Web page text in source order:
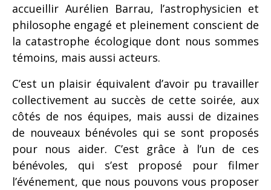
accueillir Aurélien Barrau, l’astrophysicien et
philosophe engagé et pleinement conscient de
la catastrophe écologique dont nous sommes
témoins, mais aussi acteurs.
C’est un plaisir équivalent d’avoir pu travailler
collectivement au succès de cette soirée, aux
côtés de nos équipes, mais aussi de dizaines
de nouveaux bénévoles qui se sont proposés
pour nous aider. C’est grâce à l’un de ces
bénévoles, qui s’est proposé pour filmer
l’événement, que nous pouvons vous proposer